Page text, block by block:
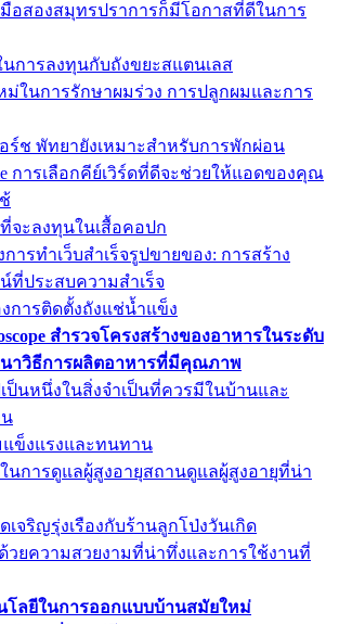
อสองสมุทรปราการก็มีโอกาสที่ดีในการ
การลงทุนกับถังขยะสแตนเลส
ม่ในการรักษาผมร่วง การปลูกผมและการ
อร์ช พัทยายังเหมาะสำหรับการพักผ่อน
การเลือกคีย์เวิร์ดที่ดีจะช่วยให้แอดของคุณ
จะลงทุนในเสื้อคอปก
ารทำเว็บสำเร็จรูปขายของ: การสร้าง
ที่ประสบความสำเร็จ
การติดตั้งถังแช่น้ำแข็ง
สำรวจโครงสร้างของอาหารในระดับ
าวิธีการผลิตอาหารที่มีคุณภาพ
ป็นหนึ่งในสิ่งจำเป็นที่ควรมีในบ้านและ
แข็งแรงและทนทาน
นการดูแลผู้สูงอายุสถานดูแลผู้สูงอายุที่น่า
เจริญรุ่งเรืองกับร้านลูกโป่งวันเกิด
วยความสวยงามที่น่าทึ่งและการใช้งานที่
โลยีในการออกแบบบ้านสมัยใหม่